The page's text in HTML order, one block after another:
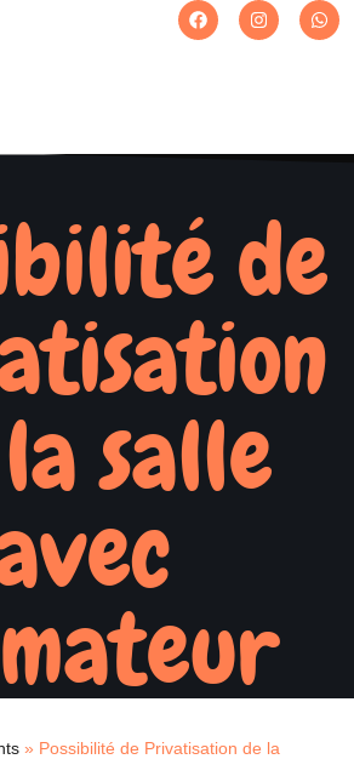
de
salle
» Possibilité de Privatisation de la